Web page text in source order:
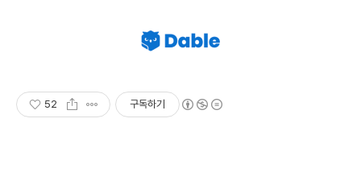
52 구독하기